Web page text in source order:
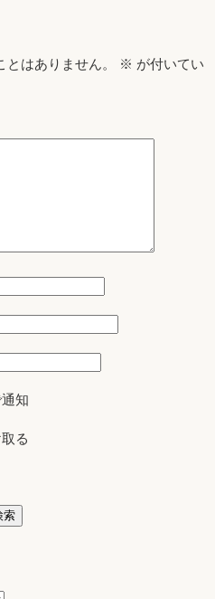
はありません。 ※ が付いてい
知
る
索